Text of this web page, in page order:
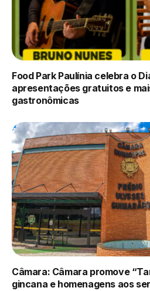
Food Park Paulínia celebra o
apresentações gratuitos e
gastronômicas
Câmara: Câmara promove
gincana e homenagens aos